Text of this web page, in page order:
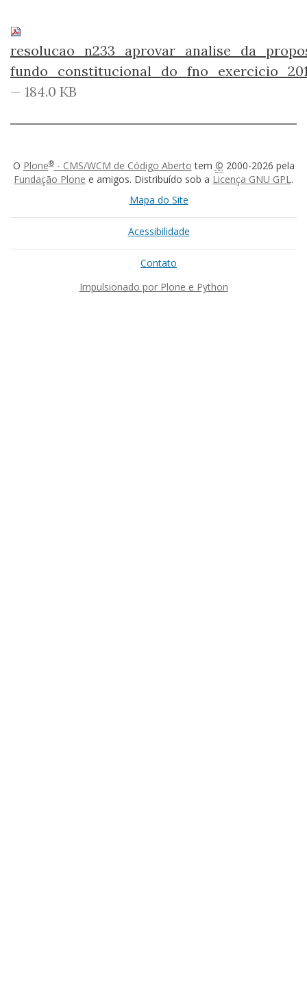
— 184.0 KB
O Plone®- CMS/WCM de Código Aberto tem © 2000-2026 pela
Fundação Plone e amigos. Distribuído sob a Licença GNU GPL.
Mapa do Site
Acessibilidade
Contato
Impulsionado por Plone e Python